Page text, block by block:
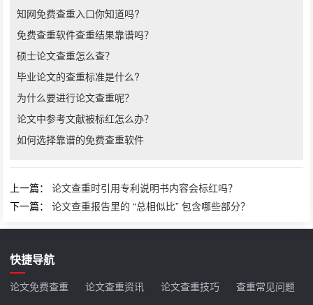
知网免费查重入口你知道吗?
免费查重软件查重结果靠谱吗？
硕士论文查重怎么查？
毕业论文的查重标准是什么?
为什么要进行论文查重呢？
论文中参考文献被标红怎么办？
如何选择靠谱的免费查重软件
上一篇：论文查重时引用专利说明书内容会标红吗？
下一篇：论文查重报告里的 “总相似比” 包含哪些部分？
快捷导航
论文免费查重 论文查重资讯 论文查重技巧 查重常见问题